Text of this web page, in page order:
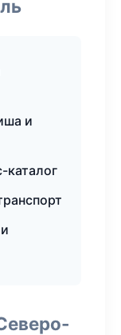
и
каталог